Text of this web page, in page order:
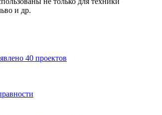
и др.
40 проектов